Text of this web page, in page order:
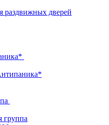
раздвижных дверей
группа